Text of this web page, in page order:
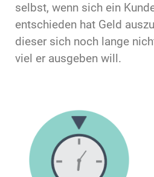
selbst, wenn sich ein
entschieden hat Geld
dieser sich noch lange
viel er ausgeben will.